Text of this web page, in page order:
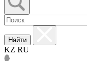
Найти
KZ RU